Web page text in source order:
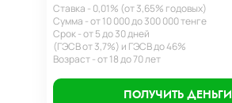
Ставка - 0,01% (от 3,65% годовых)
Сумма - от 10 000 до 300 000 тенге
Срок - от 5 до 30 дней
(ГЭСВ от 3,7%) и ГЭСВ до 46%
Возраст - от 18 до 70 лет
ПОЛУЧИТЬ ДЕНЬГИ